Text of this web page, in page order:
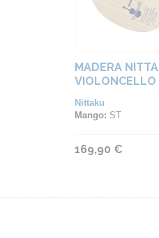
MADERA
VIOLONCELLO
Nittaku
Mango: ST
169,90 €